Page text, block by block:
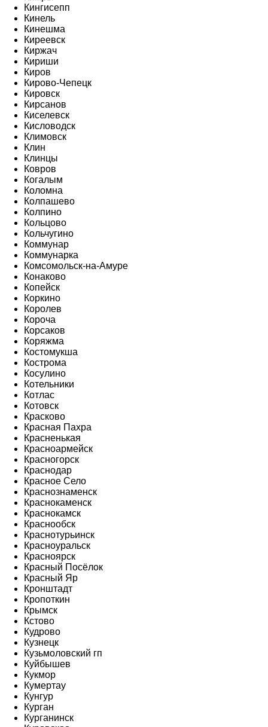
Кингисепп
Кинель
Кинешма
Киреевск
Киржач
Кириши
Киров
Кирово-Чепецк
Кировск
Кирсанов
Киселевск
Кисловодск
Климовск
Клин
Клинцы
Ковров
Когалым
Коломна
Колпашево
Колпино
Кольцово
Кольчугино
Коммунар
Коммунарка
Комсомольск-на-Амуре
Конаково
Копейск
Коркино
Королев
Короча
Корсаков
Коряжма
Костомукша
Кострома
Косулино
Котельники
Котлас
Котовск
Красково
Красная Пахра
Красненькая
Красноармейск
Красногорск
Краснодар
Красное Село
Краснознаменск
Краснокаменск
Краснокамск
Краснообск
Краснотурьинск
Красноуральск
Красноярск
Красный Посёлок
Красный Яр
Кронштадт
Кропоткин
Крымск
Кстово
Кудрово
Кузнецк
Кузьмоловский гп
Куйбышев
Кукмор
Кумертау
Кунгур
Курган
Курганинск